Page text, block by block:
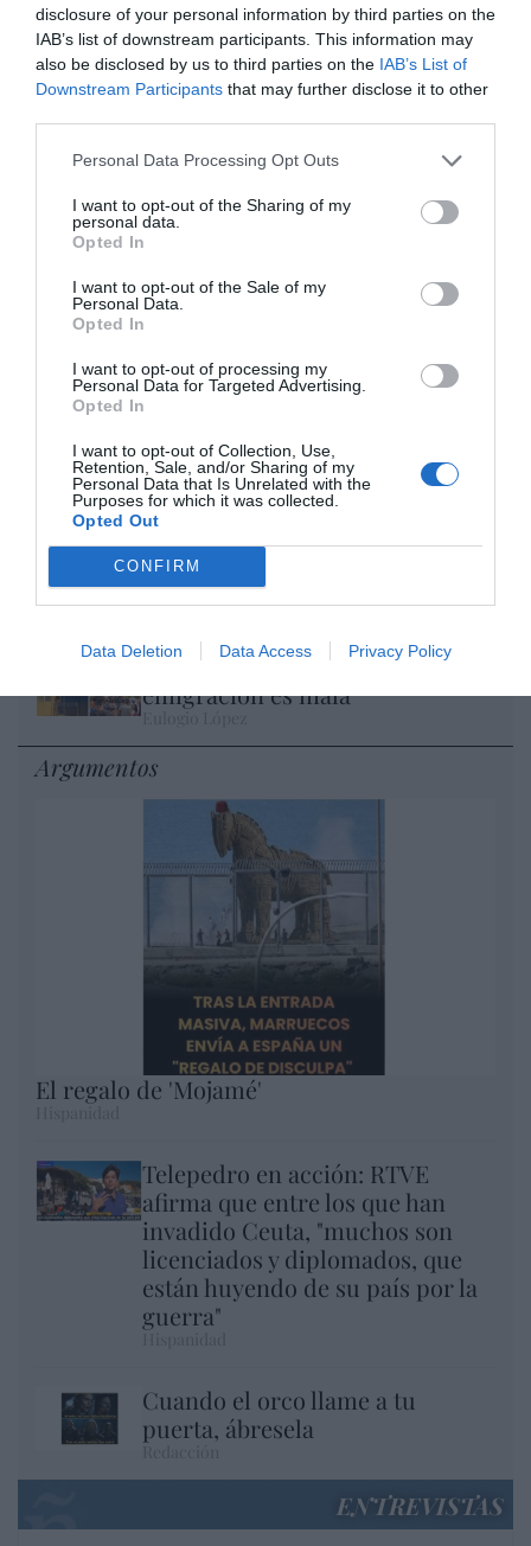
disclosure of your personal information by third parties on the
IAB’s list of downstream participants. This information may
also be disclosed by us to third parties on the IAB’s List of
Downstream Participants that may further disclose it to other
Personal Data Processing Opt Outs
I want to opt-out of the Sharing of my
personal data.
Opted In
I want to opt-out of the Sale of my
Personal Data.
Opted In
I want to opt-out of processing my
Personal Data for Targeted Advertising.
Opted In
I want to opt-out of Collection, Use,
Retention, Sale, and/or Sharing of my
Personal Data that Is Unrelated with the
Purposes for which it was collected.
Opted Out
CONFIRM
Data Deletion Data Access Privacy Policy
Opinión
Enormes minucias
por Eulogio López
El IBEX 35 cerró la sesión del miércoles en
los 20.057 puntos, un nuevo récord
Eulogio López
Ceuta. Nuestra Señora de África:
convertir al musulmán
Eulogio López
No perdamos el norte: la
emigración es mala
Argumentos
El regalo de 'Mojamé'
Telepedro en acción: RTVE
afirma que entre los que han
invadido Ceuta, "muchos son
licenciados y diplomados, que
están huyendo de su país por la
guerra"
Cuando el orco llame a tu
puerta, ábresela
ENTREVISTAS